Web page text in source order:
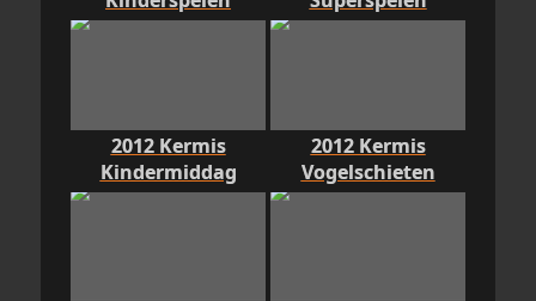
2012 Kermis
Kindermiddag
2012 Kermis
Vogelschieten